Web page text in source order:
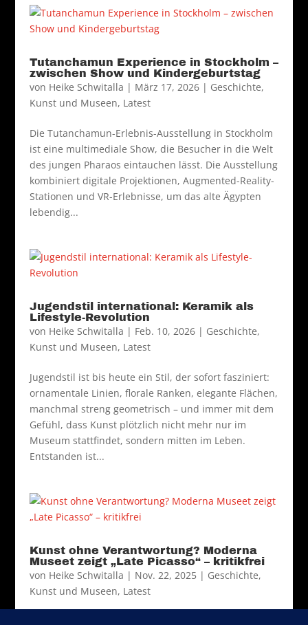
Tutanchamun Experience in Stockholm –
zwischen Show und Kindergeburtstag
von Heike Schwitalla | März 17, 2026| Geschichte,
Kunst und Museen, Latest
Die Tutanchamun-Erlebnis-Ausstellung in Stockholm
ist eine multimediale Show, die Besucher in die Welt
des jungen Pharaos eintauchen lässt. Die Ausstellung
kombiniert digitale Projektionen, Augmented-Reality-
Stationen und VR-Erlebnisse, um das alte Ägypten
lebendig...
Jugendstil international: Keramik als
Lifestyle-Revolution
von Heike Schwitalla | Feb. 10, 2026| Geschichte,
Kunst und Museen, Latest
Jugendstil ist bis heute ein Stil, der sofort fasziniert:
ornamentale Linien, florale Ranken, elegante Flächen,
manchmal streng geometrisch – und immer mit dem
Gefühl, dass Kunst plötzlich nicht mehr nur im
Museum stattfindet, sondern mitten im Leben.
Entstanden ist...
Kunst ohne Verantwortung? Moderna
Museet zeigt „Late Picasso“ – kritikfrei
von Heike Schwitalla | Nov. 22, 2025| Geschichte,
Kunst und Museen, Latest